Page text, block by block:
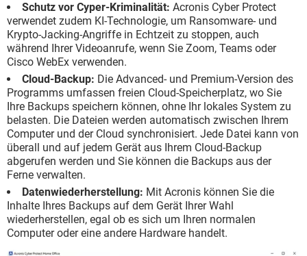
Schutz vor Cyper-Kriminalität: Acronis Cyber Protect
verwendet zudem KI-Technologie, um Ransomware- und
Krypto-Jacking-Angriffe in Echtzeit zu stoppen, auch
während Ihrer Videoanrufe, wenn Sie Zoom, Teams oder
Cisco WebEx verwenden.
Cloud-Backup: Die Advanced- und Premium-Version des
Programms umfassen freien Cloud-Speicherplatz, wo Sie
Ihre Backups speichern können, ohne Ihr lokales System zu
belasten. Die Dateien werden automatisch zwischen Ihrem
Computer und der Cloud synchronisiert. Jede Datei kann von
überall und auf jedem Gerät aus Ihrem Cloud-Backup
abgerufen werden und Sie können die Backups aus der
Ferne verwalten.
Datenwiederherstellung: Mit Acronis können Sie die
Inhalte Ihres Backups auf dem Gerät Ihrer Wahl
wiederherstellen, egal ob es sich um Ihren normalen
Computer oder eine andere Hardware handelt.